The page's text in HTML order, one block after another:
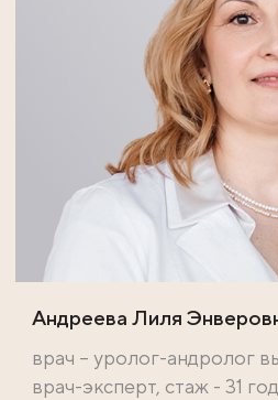
Андреева Лиля
врач – уролог-андролог
врач-эксперт, стаж - 31 год